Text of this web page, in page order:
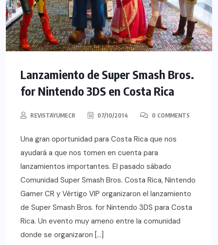
Lanzamiento de Super Smash Bros.
for Nintendo 3DS en Costa Rica
REVISTAYUMECR 07/10/2014 0 COMMENTS
Una gran oportunidad para Costa Rica que nos
ayudará a que nos tomen en cuenta para
lanzamientos importantes. El pasado sábado
Comunidad Super Smash Bros. Costa Rica, Nintendo
Gamer CR y Vértigo VIP organizaron el lanzamiento
de Super Smash Bros. for Nintendo 3DS para Costa
Rica. Un evento muy ameno entre la comunidad
donde se organizaron […]